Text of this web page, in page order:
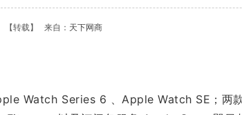
【转载】 来自： 天下网商
Watch Series 6 、Apple Watch SE；两